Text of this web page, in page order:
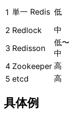
1 単一 Redis 低
2 Redlock 中
3 Redisson
低〜
中
4 Zookeeper 高
5 etcd 高
具体例